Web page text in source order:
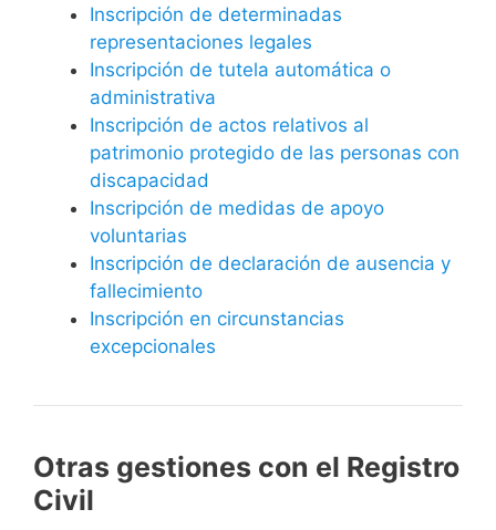
Inscripción de determinadas
representaciones legales
Inscripción de tutela automática o
administrativa
Inscripción de actos relativos al
patrimonio protegido de las personas con
discapacidad
Inscripción de medidas de apoyo
voluntarias
Inscripción de declaración de ausencia y
fallecimiento
Inscripción en circunstancias
excepcionales
Otras gestiones con el Registro
Civil